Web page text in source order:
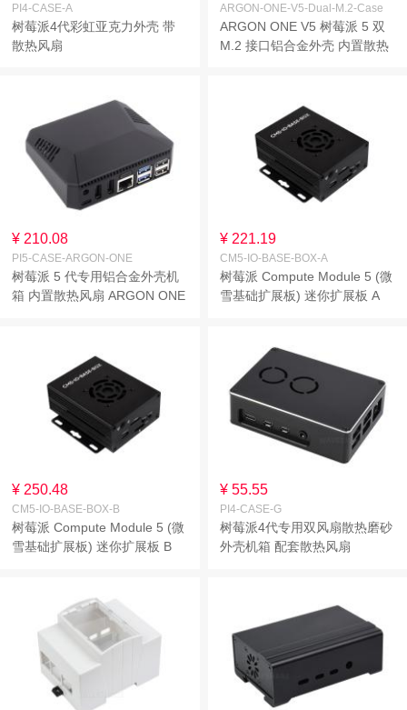
PI4-CASE-A
树莓派4代彩虹亚克力外壳 带
散热风扇
ARGON-ONE-V5-Dual-M.2-Case
ARGON ONE V5 树莓派 5 双
M.2 接口铝合金外壳 内置散热
¥ 210.08
PI5-CASE-ARGON-ONE
树莓派 5 代专用铝合金外壳机
箱 内置散热风扇 ARGON ONE
¥ 221.19
CM5-IO-BASE-BOX-A
树莓派 Compute Module 5 (微
雪基础扩展板) 迷你扩展板 A
¥ 250.48
CM5-IO-BASE-BOX-B
树莓派 Compute Module 5 (微
雪基础扩展板) 迷你扩展板 B
¥ 55.55
PI4-CASE-G
树莓派4代专用双风扇散热磨砂
外壳机箱 配套散热风扇